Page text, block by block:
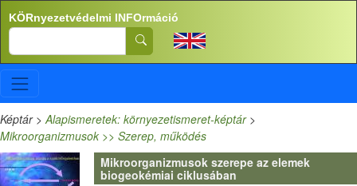
Ugrás a tartalomra
KÖRnyezetvédelmi INFOrmáció
Search
Képtár>Alapismeretek: környezetismeret-képtár>
Mikroorganizmusok >> Szerep, működés
Mikroorganizmusok szerepe az elemek
biogeokémiai ciklusában